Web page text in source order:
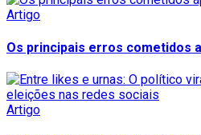
Artigo
Os principais erros cometidos
Artigo